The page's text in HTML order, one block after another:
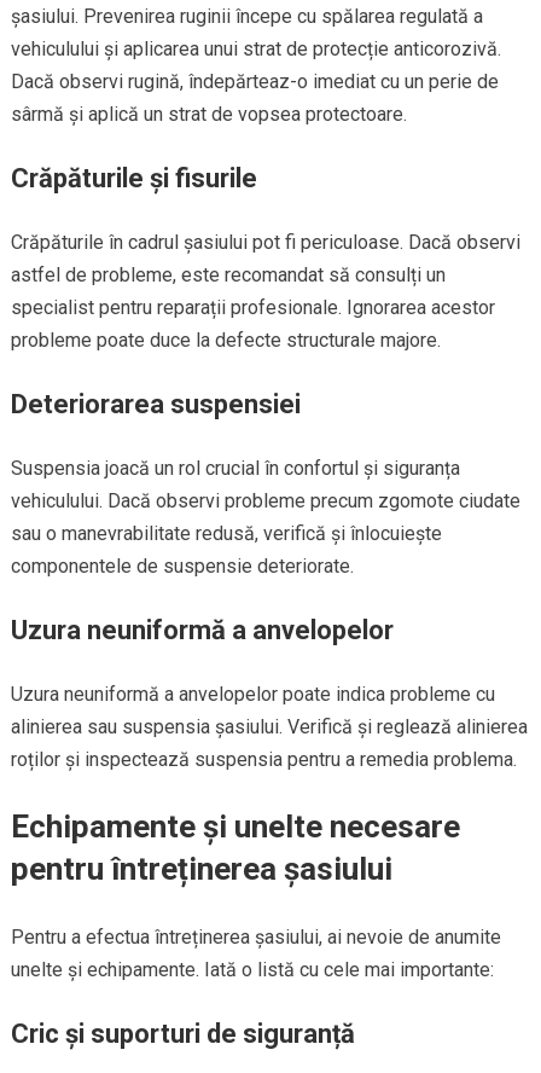
șasiului. Prevenirea ruginii începe cu spălarea regulată a
vehiculului și aplicarea unui strat de protecție anticorozivă.
Dacă observi rugină, îndepărteaz-o imediat cu un perie de
sârmă și aplică un strat de vopsea protectoare.
Crăpăturile și fisurile
Crăpăturile în cadrul șasiului pot fi periculoase. Dacă observi
astfel de probleme, este recomandat să consulți un
specialist pentru reparații profesionale. Ignorarea acestor
probleme poate duce la defecte structurale majore.
Deteriorarea suspensiei
Suspensia joacă un rol crucial în confortul și siguranța
vehiculului. Dacă observi probleme precum zgomote ciudate
sau o manevrabilitate redusă, verifică și înlocuiește
componentele de suspensie deteriorate.
Uzura neuniformă a anvelopelor
Uzura neuniformă a anvelopelor poate indica probleme cu
alinierea sau suspensia șasiului. Verifică și reglează alinierea
roților și inspectează suspensia pentru a remedia problema.
Echipamente și unelte necesare
pentru întreținerea șasiului
Pentru a efectua întreținerea șasiului, ai nevoie de anumite
unelte și echipamente. Iată o listă cu cele mai importante:
Cric și suporturi de siguranță